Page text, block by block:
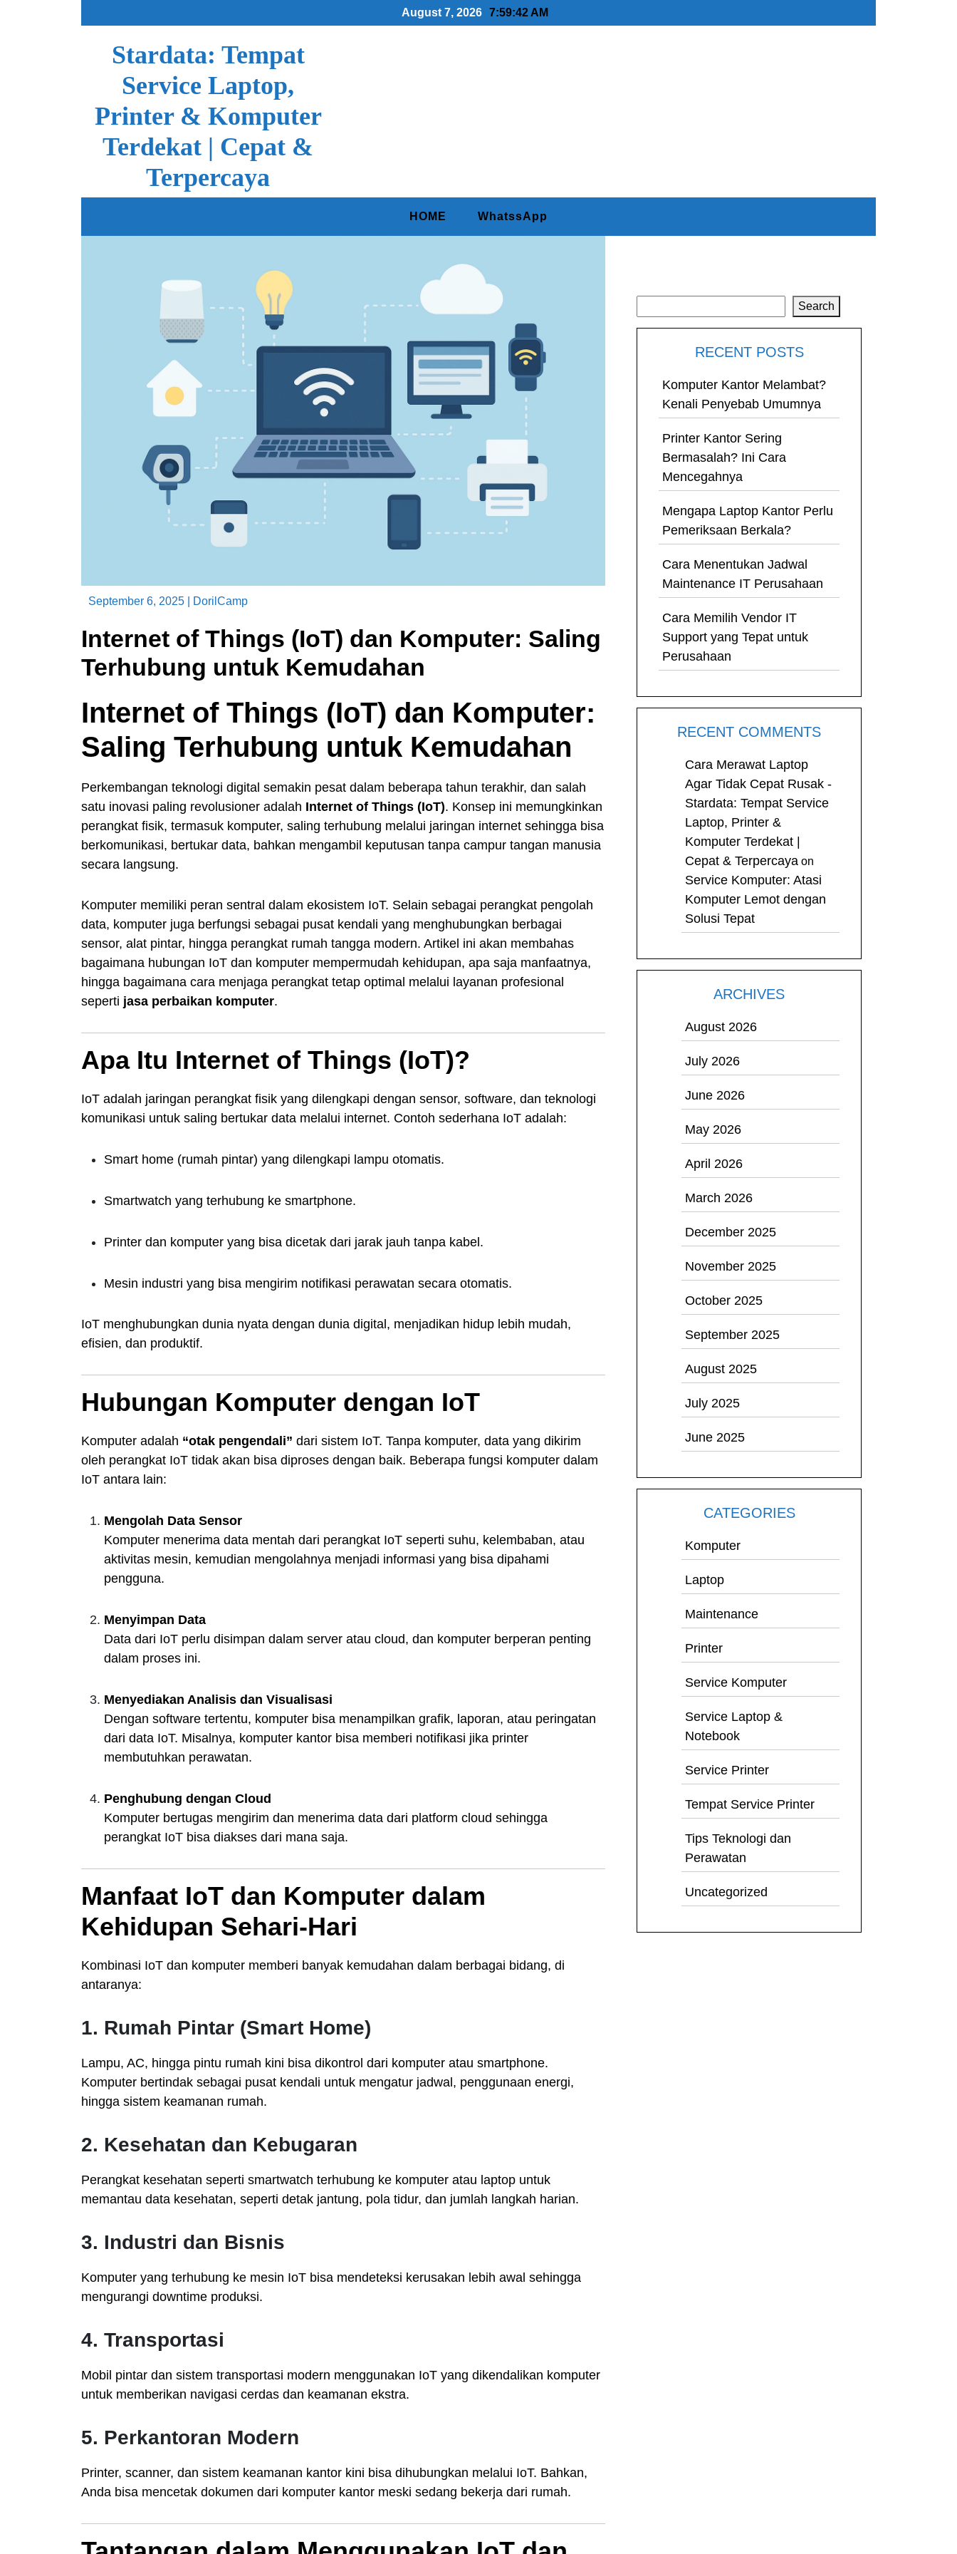
August 7, 2026 7:59:43 AM
Stardata: Tempat
Service Laptop,
Printer & Komputer
Terdekat | Cepat &
Terpercaya
HOME WhatssApp
September 6, 2025 DorilCamp
Internet of Things (IoT) dan Komputer: Saling
Terhubung untuk Kemudahan
Internet of Things (IoT) dan Komputer:
Saling Terhubung untuk Kemudahan
Perkembangan teknologi digital semakin pesat dalam beberapa tahun terakhir, dan salah
satu inovasi paling revolusioner adalah Internet of Things (IoT). Konsep ini memungkinkan
perangkat fisik, termasuk komputer, saling terhubung melalui jaringan internet sehingga bisa
berkomunikasi, bertukar data, bahkan mengambil keputusan tanpa campur tangan manusia
secara langsung.
Komputer memiliki peran sentral dalam ekosistem IoT. Selain sebagai perangkat pengolah
data, komputer juga berfungsi sebagai pusat kendali yang menghubungkan berbagai
sensor, alat pintar, hingga perangkat rumah tangga modern. Artikel ini akan membahas
bagaimana hubungan IoT dan komputer mempermudah kehidupan, apa saja manfaatnya,
hingga bagaimana cara menjaga perangkat tetap optimal melalui layanan profesional
seperti jasa perbaikan komputer.
Apa Itu Internet of Things (IoT)?
IoT adalah jaringan perangkat fisik yang dilengkapi dengan sensor, software, dan teknologi
komunikasi untuk saling bertukar data melalui internet. Contoh sederhana IoT adalah:
Smart home (rumah pintar) yang dilengkapi lampu otomatis.
Smartwatch yang terhubung ke smartphone.
Printer dan komputer yang bisa dicetak dari jarak jauh tanpa kabel.
Mesin industri yang bisa mengirim notifikasi perawatan secara otomatis.
IoT menghubungkan dunia nyata dengan dunia digital, menjadikan hidup lebih mudah,
efisien, dan produktif.
Hubungan Komputer dengan IoT
Komputer adalah “otak pengendali” dari sistem IoT. Tanpa komputer, data yang dikirim
oleh perangkat IoT tidak akan bisa diproses dengan baik. Beberapa fungsi komputer dalam
IoT antara lain:
Mengolah Data Sensor
Komputer menerima data mentah dari perangkat IoT seperti suhu, kelembaban, atau
aktivitas mesin, kemudian mengolahnya menjadi informasi yang bisa dipahami
pengguna.
Menyimpan Data
Data dari IoT perlu disimpan dalam server atau cloud, dan komputer berperan penting
dalam proses ini.
Menyediakan Analisis dan Visualisasi
Dengan software tertentu, komputer bisa menampilkan grafik, laporan, atau peringatan
dari data IoT. Misalnya, komputer kantor bisa memberi notifikasi jika printer
membutuhkan perawatan.
Penghubung dengan Cloud
Komputer bertugas mengirim dan menerima data dari platform cloud sehingga
perangkat IoT bisa diakses dari mana saja.
Manfaat IoT dan Komputer dalam
Kehidupan Sehari-Hari
Kombinasi IoT dan komputer memberi banyak kemudahan dalam berbagai bidang, di
antaranya:
1. Rumah Pintar (Smart Home)
Lampu, AC, hingga pintu rumah kini bisa dikontrol dari komputer atau smartphone.
Komputer bertindak sebagai pusat kendali untuk mengatur jadwal, penggunaan energi,
hingga sistem keamanan rumah.
2. Kesehatan dan Kebugaran
Perangkat kesehatan seperti smartwatch terhubung ke komputer atau laptop untuk
memantau data kesehatan, seperti detak jantung, pola tidur, dan jumlah langkah harian.
3. Industri dan Bisnis
Komputer yang terhubung ke mesin IoT bisa mendeteksi kerusakan lebih awal sehingga
mengurangi downtime produksi.
4. Transportasi
Mobil pintar dan sistem transportasi modern menggunakan IoT yang dikendalikan komputer
untuk memberikan navigasi cerdas dan keamanan ekstra.
5. Perkantoran Modern
Printer, scanner, dan sistem keamanan kantor kini bisa dihubungkan melalui IoT. Bahkan,
Anda bisa mencetak dokumen dari komputer kantor meski sedang bekerja dari rumah.
Search
RECENT POSTS
Komputer Kantor Melambat?
Kenali Penyebab Umumnya
Printer Kantor Sering
Bermasalah? Ini Cara
Mencegahnya
Mengapa Laptop Kantor Perlu
Pemeriksaan Berkala?
Cara Menentukan Jadwal
Maintenance IT Perusahaan
Cara Memilih Vendor IT
Support yang Tepat untuk
Perusahaan
RECENT COMMENTS
Cara Merawat Laptop
Agar Tidak Cepat Rusak -
Stardata: Tempat Service
Laptop, Printer &
Komputer Terdekat |
Cepat & Terpercaya on
Service Komputer: Atasi
Komputer Lemot dengan
Solusi Tepat
ARCHIVES
August 2026
July 2026
June 2026
May 2026
April 2026
March 2026
December 2025
November 2025
October 2025
September 2025
August 2025
July 2025
June 2025
CATEGORIES
Komputer
Laptop
Maintenance
Printer
Service Komputer
Service Laptop &
Notebook
Service Printer
Tempat Service Printer
Tips Teknologi dan
Perawatan
Uncategorized